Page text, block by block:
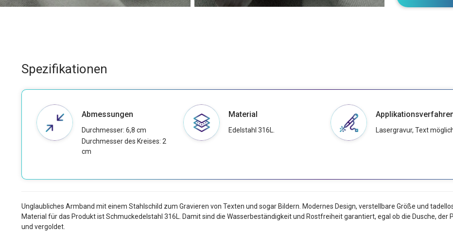
Spezifikationen
Abmessungen
Durchmesser: 6,8 cm
Durchmesser des Kreises: 2
cm
Material
Edelstahl 316L. Lasergravur, Text
Unglaubliches Armband mit einem Stahlschild zum Gravieren von Texten und sogar Bildern. Modernes Design, verstellbare Größe und
Material für das Produkt ist Schmuckedelstahl 316L. Damit sind die Wasserbeständigkeit und Rostfreiheit garantiert, egal ob die Dusche, der
und vergoldet.